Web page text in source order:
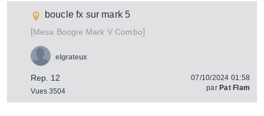
boucle fx sur mark 5
[Mesa Boogie Mark V Combo]
Rep. 12
Vues 3504
elgrateux
07/10/2024 01:58
par Pat Flam